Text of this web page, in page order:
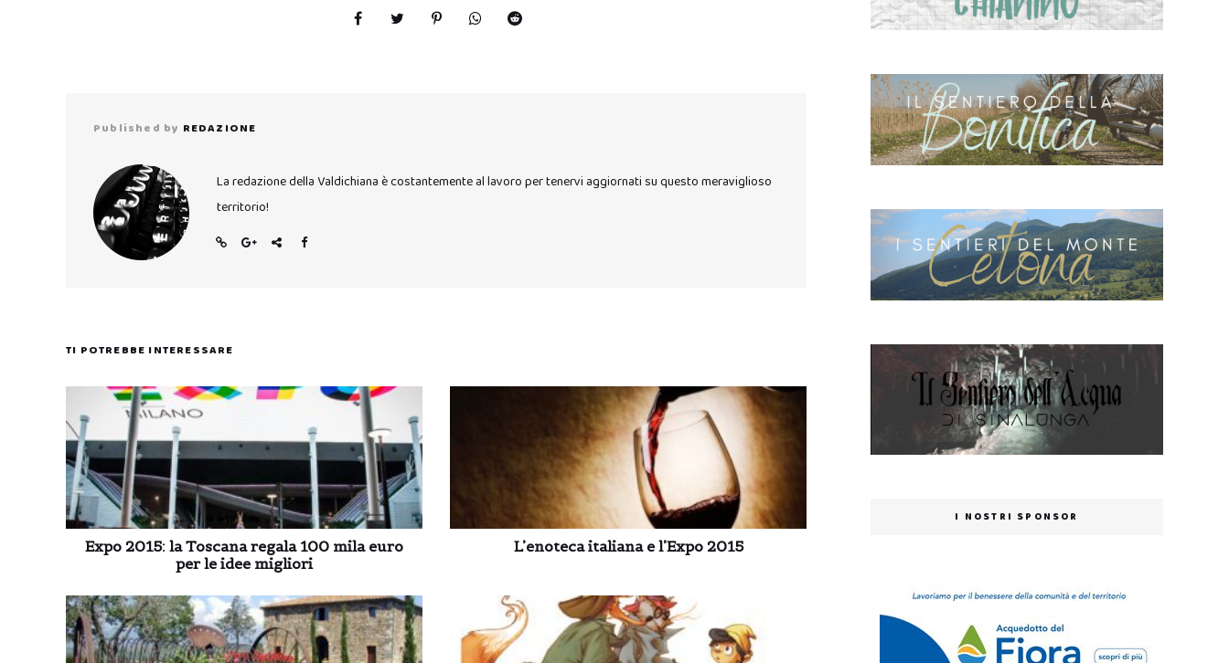
Published by REDAZIONE
La redazione della Valdichiana è costantemente al lavoro per tenervi aggiornati su questo meraviglioso
territorio!
TI POTREBBE INTERESSARE
Expo 2015: la Toscana regala 100 mila euro
per le idee migliori
L’enoteca italiana e l’Expo 2015
I NOSTRI SPONSOR